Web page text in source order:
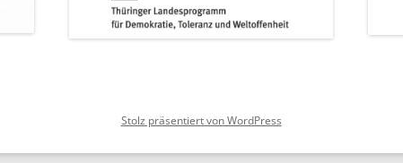
Stolz präsentiert von WordPress